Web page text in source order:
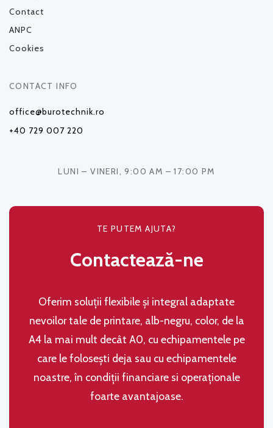
Contact
ANPC
Cookies
CONTACT INFO
office@burotechnik.ro
+40 729 007 220
LUNI – VINERI, 9:00 AM – 17:00 PM
TE PUTEM AJUTA?
Contactează-ne
Oferim soluţii flexibile şi integral adaptate
nevoilor tale de printare, alb-negru, color, de la
A4 la mai mult decât A0, cu echipamentele pe
care le folosești deja sau cu echipamentele
noastre, în condiţii financiare si operaţionale
foarte avantajoase.